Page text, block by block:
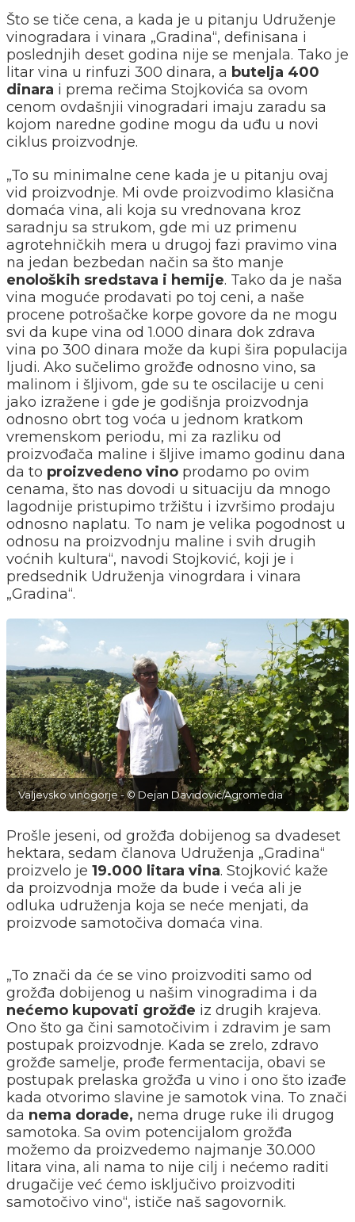
Što se tiče cena, a kada je u pitanju Udruženje
vinogradara i vinara „Gradina“, definisana i
poslednjih deset godina nije se menjala. Tako je
litar vina u rinfuzi 300 dinara, a butelja 400
dinara i prema rečima Stojkovića sa ovom
cenom ovdašnjii vinogradari imaju zaradu sa
kojom naredne godine mogu da uđu u novi
ciklus proizvodnje.
„To su minimalne cene kada je u pitanju ovaj
vid proizvodnje. Mi ovde proizvodimo klasična
domaća vina, ali koja su vrednovana kroz
saradnju sa strukom, gde mi uz primenu
agrotehničkih mera u drugoj fazi pravimo vina
na jedan bezbedan način sa što manje
enoloških sredstava i hemije. Tako da je naša
vina moguće prodavati po toj ceni, a naše
procene potrošačke korpe govore da ne mogu
svi da kupe vina od 1.000 dinara dok zdrava
vina po 300 dinara može da kupi šira populacija
ljudi. Ako sučelimo grožđe odnosno vino, sa
malinom i šljivom, gde su te oscilacije u ceni
jako izražene i gde je godišnja proizvodnja
odnosno obrt tog voća u jednom kratkom
vremenskom periodu, mi za razliku od
proizvođača maline i šljive imamo godinu dana
da to proizvedeno vino prodamo po ovim
cenama, što nas dovodi u situaciju da mnogo
lagodnije pristupimo tržištu i izvršimo prodaju
odnosno naplatu. To nam je velika pogodnost u
odnosu na proizvodnju maline i svih drugih
voćnih kultura“, navodi Stojković, koji je i
predsednik Udruženja vinogrdara i vinara
„Gradina“.
Valjevsko vinogorje - © Dejan Davidović/Agromedia
Prošle jeseni, od grožđa dobijenog sa dvadeset
hektara, sedam članova Udruženja „Gradina“
proizvelo je 19.000 litara vina. Stojković kaže
da proizvodnja može da bude i veća ali je
odluka udruženja koja se neće menjati, da
proizvode samotočiva domaća vina.
„To znači da će se vino proizvoditi samo od
grožđa dobijenog u našim vinogradima i da
nećemo kupovati grožđe iz drugih krajeva.
Ono što ga čini samotočivim i zdravim je sam
postupak proizvodnje. Kada se zrelo, zdravo
grožđe samelje, prođe fermentacija, obavi se
postupak prelaska grožđa u vino i ono što izađe
kada otvorimo slavine je samotok vina. To znači
da nema dorade, nema druge ruke ili drugog
samotoka. Sa ovim potencijalom grožđa
možemo da proizvedemo najmanje 30.000
litara vina, ali nama to nije cilj i nećemo raditi
drugačije već ćemo isključivo proizvoditi
samotočivo vino“, ističe naš sagovornik.